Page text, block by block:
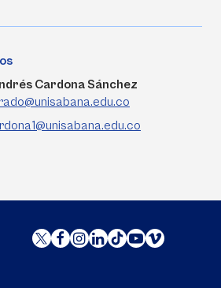
Cardona Sánchez